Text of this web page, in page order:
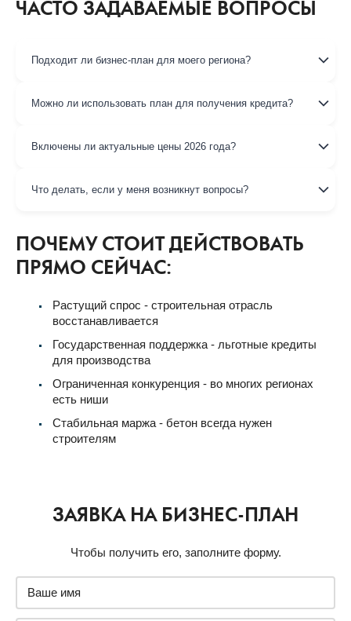
ЧАСТО ЗАДАВАЕМЫЕ ВОПРОСЫ
Подходит ли бизнес-план для моего региона?
Можно ли использовать план для получения кредита?
Включены ли актуальные цены 2026 года?
Что делать, если у меня возникнут вопросы?
ПОЧЕМУ СТОИТ ДЕЙСТВОВАТЬ
ПРЯМО СЕЙЧАС:
Растущий спрос - строительная отрасль
восстанавливается
Государственная поддержка - льготные кредиты
для производства
Ограниченная конкуренция - во многих регионах
есть ниши
Стабильная маржа - бетон всегда нужен
строителям
ЗАЯВКА НА БИЗНЕС-ПЛАН
Чтобы получить его, заполните форму.